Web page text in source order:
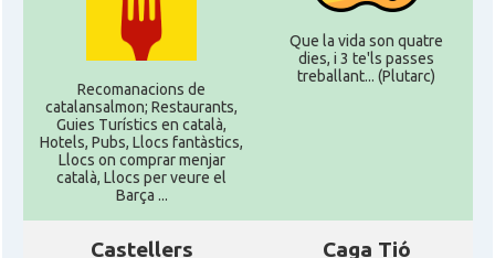
Recomanacions de
catalansalmon; Restaurants,
Guies Turístics en català,
Hotels, Pubs, Llocs fantàstics,
Llocs on comprar menjar
català, Llocs per veure el
Barça ...
Que la vida son quatre
dies, i 3 te'ls passes
treballant... (Plutarc)
Castellers Caga Tió